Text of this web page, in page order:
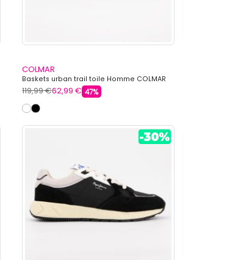
COLMAR
Baskets urban trail toile Homme COLMAR
119,99 €62,99 € 47%